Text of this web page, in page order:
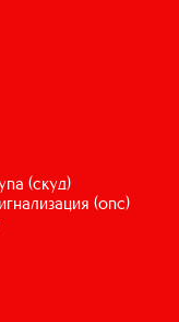
(скуд)
(опс)